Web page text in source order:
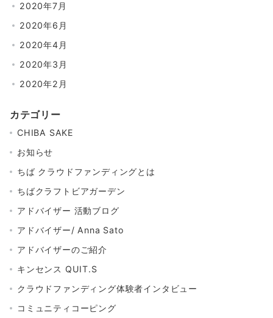
2020年7月
2020年6月
2020年4月
2020年3月
2020年2月
カテゴリー
CHIBA SAKE
お知らせ
ちば クラウドファンディングとは
ちばクラフトビアガーデン
アドバイザー 活動ブログ
アドバイザー/ Anna Sato
アドバイザーのご紹介
キンセンス QUIT.S
クラウドファンディング体験者インタビュー
コミュニティコーピング